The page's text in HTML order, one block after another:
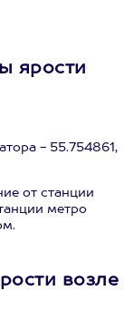
ярости
- 55.754861,
от станции
метро
возле